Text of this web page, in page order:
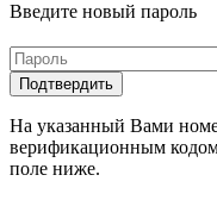
Введите новый пароль
На указанный Вами
верификационным
поле ниже.